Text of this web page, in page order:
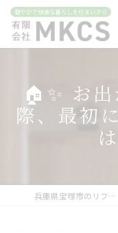
🏠✨ お
際、最初
兵庫県宝塚市のリフォームなら有限会社MKCS